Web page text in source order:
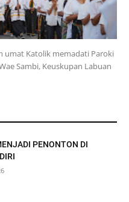
umat Katolik memadati Paroki
Sambi, Keuskupan Labuan
PENONTON DI